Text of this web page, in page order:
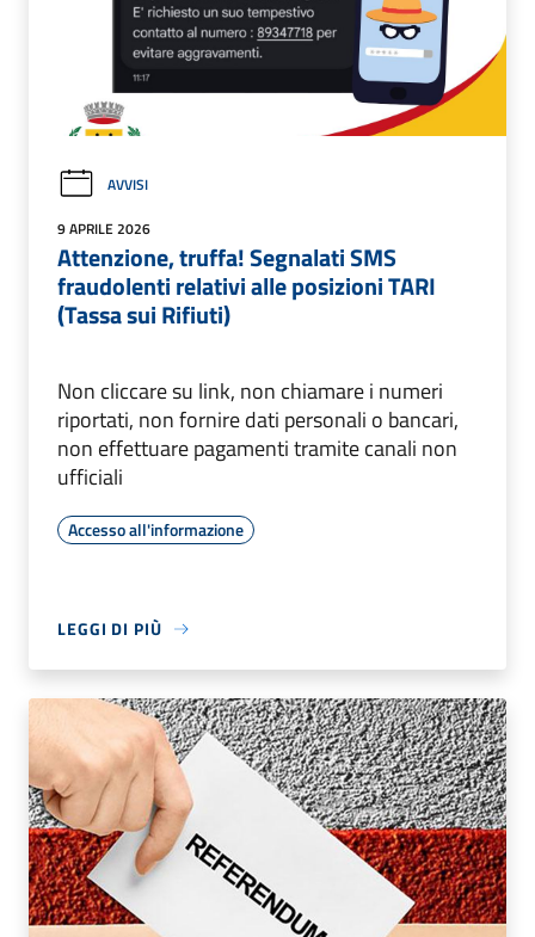
AVVISI
9 APRILE 2026
Attenzione, truffa! Segnalati SMS
fraudolenti relativi alle posizioni TARI
(Tassa sui Rifiuti)
Non cliccare su link, non chiamare i numeri
riportati, non fornire dati personali o bancari,
non effettuare pagamenti tramite canali non
ufficiali
Accesso all'informazione
LEGGI DI PIÙ